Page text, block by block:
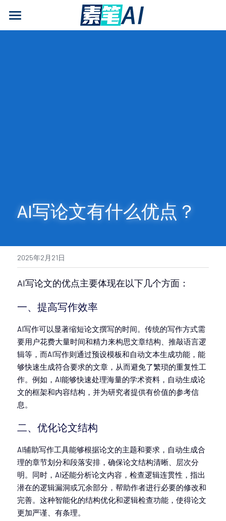
AI论文写作
AI写论文有什么优点？
2025年2月21日
AI写论文的优点主要体现在以下几个方面：
一、提高写作效率
AI写作可以显著缩短论文撰写的时间。传统的写作方式需
要用户花费大量时间和精力来构思文章结构、推敲语言逻
辑等，而AI写作则通过预设模板和自动文本生成功能，能
够快速生成符合要求的文章，从而避免了繁琐的重复性工
作。例如，AI能够快速处理海量的学术资料，自动生成论
文的框架和内容结构，并为研究者提供有价值的参考信
息。
二、优化论文结构
AI辅助写作工具能够根据论文的主题和要求，自动生成合
理的章节划分和段落安排，确保论文结构清晰、层次分
明。同时，AI还能分析论文内容，检查逻辑连贯性，指出
潜在的逻辑漏洞或冗余部分，帮助作者进行必要的修改和
完善。这种智能化的结构优化和逻辑检查功能，使得论文
更加严谨、有条理。